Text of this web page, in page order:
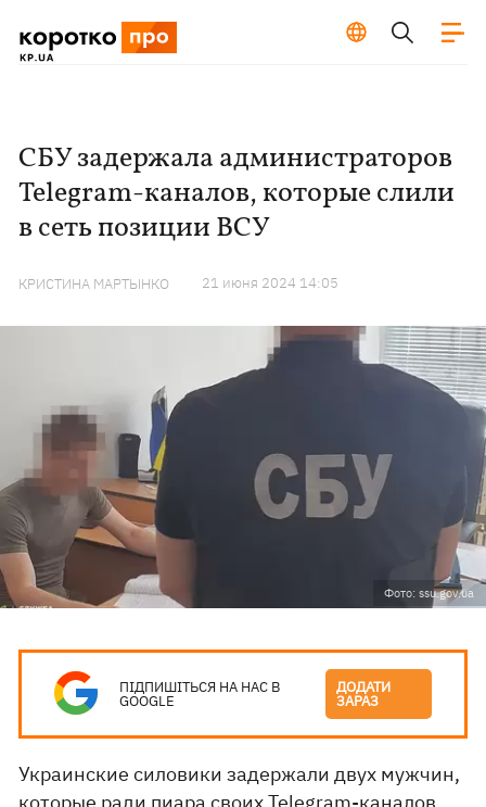
СБУ задержала администраторов
Telegram-каналов, которые слили
в сеть позиции ВСУ
КРИСТИНА МАРТЫНКО 21 июня 2024 14:05
Фото: ssu.gov.ua
ПІДПИШІТЬСЯ НА НАС В
GOOGLE
ДОДАТИ
ЗАРАЗ
Украинские силовики задержали двух мужчин,